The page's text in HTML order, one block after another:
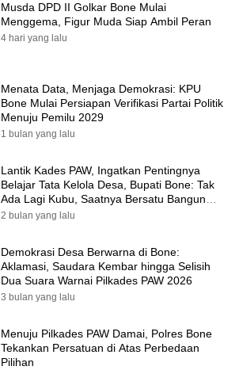
Musda DPD II Golkar Bone Mulai
Menggema, Figur Muda Siap Ambil Peran
4 hari yang lalu
Menata Data, Menjaga Demokrasi: KPU
Bone Mulai Persiapan Verifikasi Partai Politik
Menuju Pemilu 2029
1 bulan yang lalu
Lantik Kades PAW, Ingatkan Pentingnya
Belajar Tata Kelola Desa, Bupati Bone: Tak
Ada Lagi Kubu, Saatnya Bersatu Bangun
Desa
2 bulan yang lalu
Demokrasi Desa Berwarna di Bone:
Aklamasi, Saudara Kembar hingga Selisih
Dua Suara Warnai Pilkades PAW 2026
3 bulan yang lalu
Menuju Pilkades PAW Damai, Polres Bone
Tekankan Persatuan di Atas Perbedaan
Pilihan